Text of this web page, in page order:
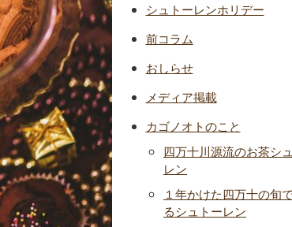
シュトーレンホリデー
前コラム
おしらせ
メディア掲載
カゴノオトのこと
四万十川源流のお茶シ
レン
１年かけた四万十の旬
るシュトーレン